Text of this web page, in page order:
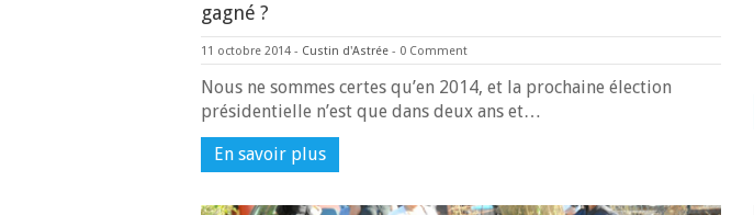
gagné ?
11 octobre 2014 - Custin d'Astrée - 0 Comment
Nous ne sommes certes qu’en 2014, et la prochaine élection
présidentielle n’est que dans deux ans et…
En savoir plus